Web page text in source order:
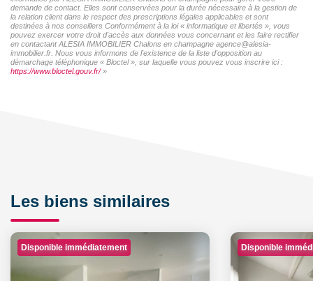
demande de contact. Elles sont conservées pour la durée nécessaire à la gestion de
la relation client dans le respect des prescriptions légales applicables et sont
destinées à nos conseillers Conformément à la loi « informatique et libertés », vous
pouvez exercer votre droit d'accès aux données vous concernant et les faire rectifier
en contactant ALESIA IMMOBILIER Chalons en champagne agence@alesia-
immobilier.fr. Nous vous informons de l'existence de la liste d'opposition au
démarchage téléphonique « Bloctel », sur laquelle vous pouvez vous inscrire ici :
https://www.bloctel.gouv.fr/»
Les biens similaires
Disponible immédiatement Disponible